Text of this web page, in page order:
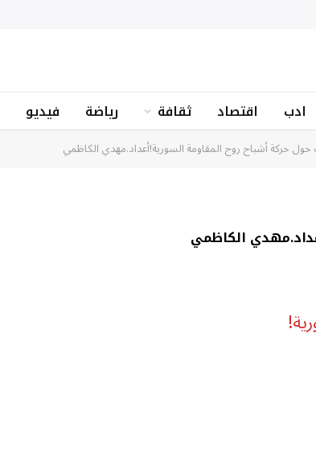
ادب اقتصاد ثقافة رياضة فيديو
حركة أشباح روح المقاومة السورية!أعداد.مهدي الكاظمي
الكاظمي